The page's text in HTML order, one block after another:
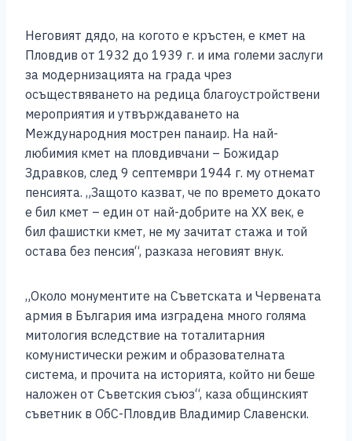
Неговият дядо, на когото е кръстен, е кмет на
Пловдив от 1932 до 1939 г. и има големи заслуги
за модернизацията на града чрез
осъществяването на редица благоустройствени
мероприятия и утвърждаването на
Международния мострен панаир. На най-
любимия кмет на пловдивчани – Божидар
Здравков, след 9 септември 1944 г. му отнемат
пенсията. „Защото казват, че по времето докато
е бил кмет – един от най-добрите на ХХ век, е
бил фашистки кмет, не му зачитат стажа и той
остава без пенсия“, разказа неговият внук.
„Около монументите на Съветската и Червената
армия в България има изградена много голяма
митология вследствие на тоталитарния
комунистически режим и образователната
система, и прочита на историята, който ни беше
наложен от Съветския съюз“, каза общинският
съветник в ОбС-Пловдив Владимир Славенски.